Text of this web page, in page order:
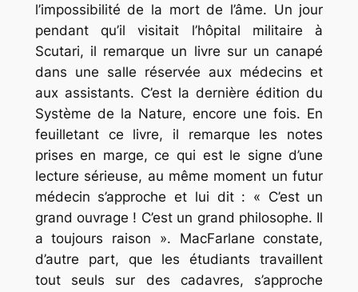
l’impossibilité de la mort de l’âme. Un jour
pendant qu’il visitait l’hôpital militaire à
Scutari, il remarque un livre sur un canapé
dans une salle réservée aux médecins et
aux assistants. C’est la dernière édition du
Système de la Nature,encore une fois. En
feuilletant ce livre, il remarque les notes
prises en marge, ce qui est le signe d’une
lecture sérieuse, au même moment un futur
médecin s’approche et lui dit : « C’est un
grand ouvrage ! C’est un grand philosophe. Il
a toujours raison ». MacFarlane constate,
d’autre part, que les étudiants travaillent
tout seuls sur des cadavres, s’approche